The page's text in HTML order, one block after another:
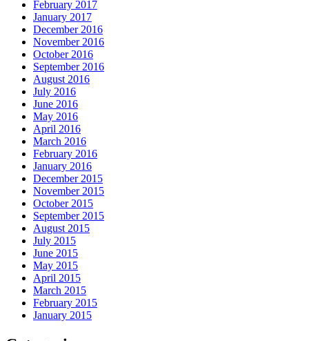
February 2017
January 2017
December 2016
November 2016
October 2016
September 2016
August 2016
July 2016
June 2016
May 2016
April 2016
March 2016
February 2016
January 2016
December 2015
November 2015
October 2015
September 2015
August 2015
July 2015
June 2015
May 2015
April 2015
March 2015
February 2015
January 2015